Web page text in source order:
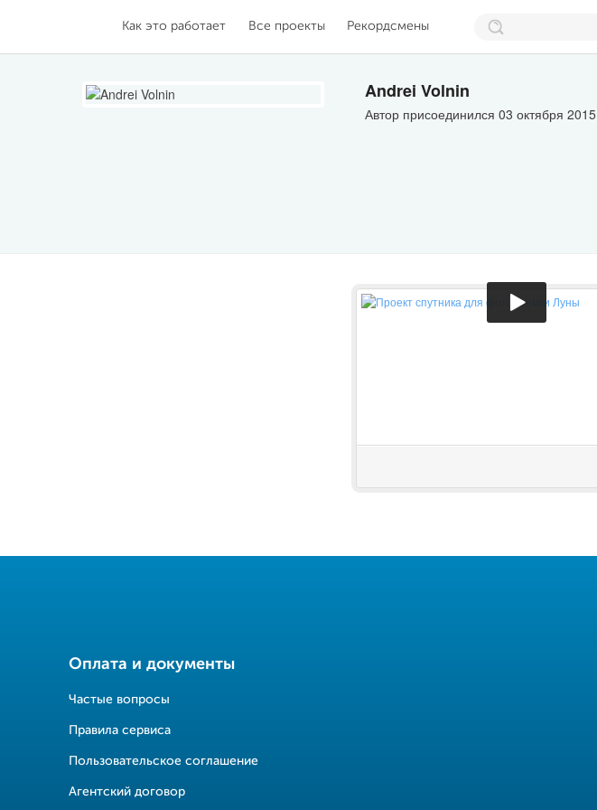
Как это работает Все проекты Рекордсмены
Andrei Volnin
Автор присоединился 03 октября 2015
Оплата и документы
Частые вопросы
Правила сервиса
Пользовательское соглашение
Агентский договор